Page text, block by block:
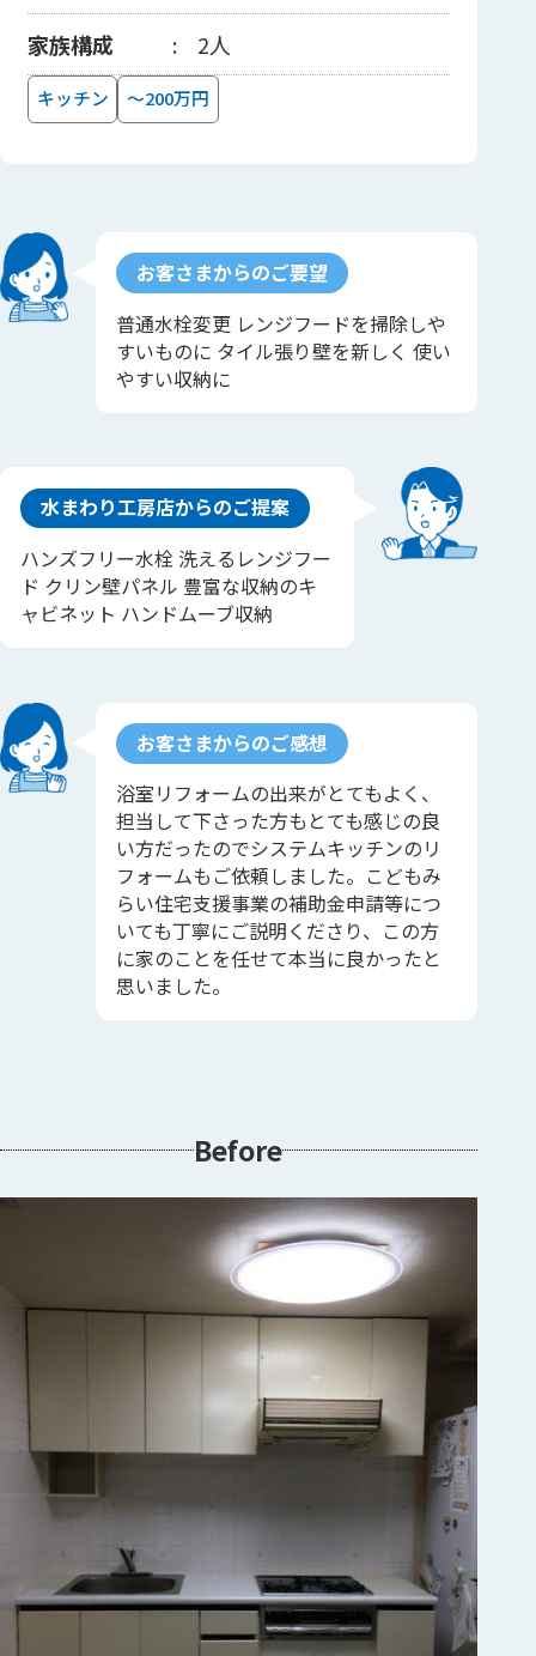
家族構成
2人
キッチン ～200万円
お客さまからのご要望
普通水栓変更 レンジフードを掃除しや
すいものに タイル張り壁を新しく 使い
やすい収納に
水まわり工房店からのご提案
ハンズフリー水栓 洗えるレンジフー
ド クリン壁パネル 豊富な収納のキ
ャビネット ハンドムーブ収納
お客さまからのご感想
浴室リフォームの出来がとてもよく、
担当して下さった方もとても感じの良
い方だったのでシステムキッチンのリ
フォームもご依頼しました。こどもみ
らい住宅支援事業の補助金申請等につ
いても丁寧にご説明くださり、この方
に家のことを任せて本当に良かったと
思いました。
Before